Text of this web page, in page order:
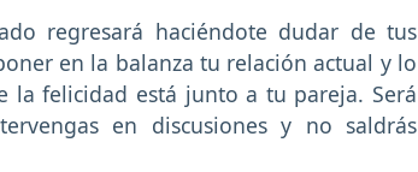
regresará haciéndote dudar de tus
en la balanza tu relación actual y lo
la felicidad está junto a tu pareja. Será
en discusiones y no saldrás